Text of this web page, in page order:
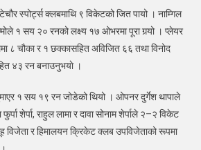
स्पोर्ट्स क्लबमाथि ९ विकेटको जित पायो । नाम्गिल
१ सय २० रनको लक्ष्य १७ ओभरमा पूरा गर्‍यो । प्लेयर
८ चौका र १ छक्कासहित अविजित ६६ तथा विनोद
४३ रन बनाउनुभयाे ।
१ सय १९ रन जोडेको थियो । ओपनर दुर्गेश थापाले
शेर्पा, राहुल लामा र दावा सोनाम शेर्पाले २–२ विकेट
विजेता र हिमालयन क्रिकेट क्लब उपविजेताको रूपमा